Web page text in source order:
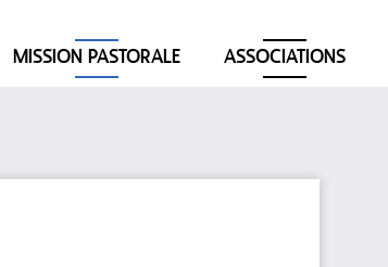
MISSION PASTORALE ASSOCIATIONS